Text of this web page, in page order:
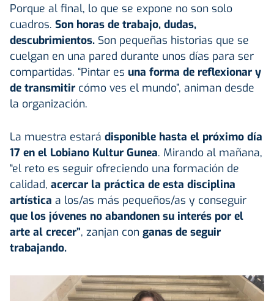
Porque al final, lo que se expone no son solo
cuadros. Son horas de trabajo, dudas,
descubrimientos. Son pequeñas historias que se
cuelgan en una pared durante unos días para ser
compartidas. “Pintar es una forma de reflexionar y
de transmitir cómo ves el mundo”, animan desde
la organización.
La muestra estará disponible hasta el próximo día
17 en el Lobiano Kultur Gunea. Mirando al mañana,
“el reto es seguir ofreciendo una formación de
calidad, acercar la práctica de esta disciplina
artística a los/as más pequeños/as y conseguir
que los jóvenes no abandonen su interés por el
arte al crecer”, zanjan con ganas de seguir
trabajando.